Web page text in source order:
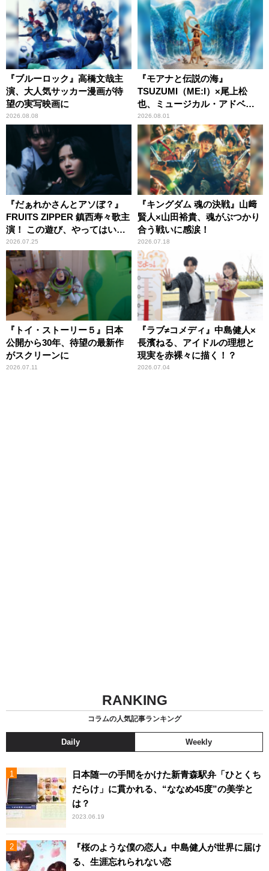
『ブルーロック』高橋文哉主
演、大人気サッカー漫画が待
望の実写映画に
2026.08.08
『モアナと伝説の海』
TSUZUMI（ME:I）×尾上松
也、ミュージカル・アドベン
チャーで美声を響かせる
2026.08.01
『だぁれかさんとアソぼ？』
FRUITS ZIPPER 鎮西寿々歌主
演！ この遊び、やってはいけ
ません。
2026.07.25
『キングダム 魂の決戦』山﨑
賢人×山田裕貴、魂がぶつかり
合う戦いに感涙！
2026.07.18
『トイ・ストーリー５』日本
公開から30年、待望の最新作
がスクリーンに
2026.07.11
『ラブ≠コメディ』中島健人×
長濱ねる、アイドルの理想と
現実を赤裸々に描く！？
2026.07.04
RANKING
コラムの人気記事ランキング
Daily Weekly
日本随一の手間をかけた新青森駅弁「ひとくち
だらけ」に貫かれる、“ななめ45度”の美学と
は？
2023.06.19
『桜のような僕の恋人』中島健人が世界に届け
る、生涯忘れられない恋